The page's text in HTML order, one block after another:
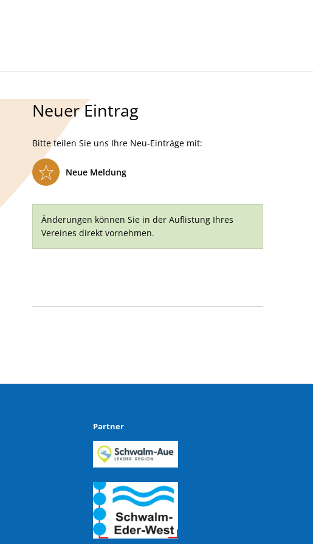
Kultur- Termine - Veranstaltungen
Neuer Eintrag
Bitte teilen Sie uns Ihre Neu-Einträge mit:
Neue Meldung
Änderungen können Sie in der Auflistung Ihres
Vereines direkt vornehmen.
Partner